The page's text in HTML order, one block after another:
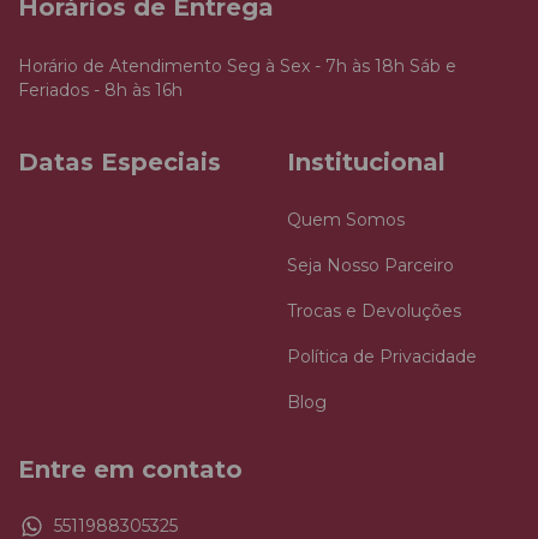
Horários de Entrega
Horário de Atendimento Seg à Sex - 7h às 18h Sáb e
Feriados - 8h às 16h
Datas Especiais Institucional
Quem Somos
Seja Nosso Parceiro
Trocas e Devoluções
Política de Privacidade
Blog
Entre em contato
5511988305325